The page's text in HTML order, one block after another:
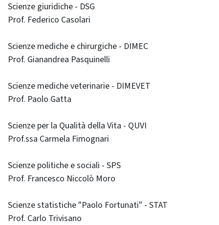
Scienze giuridiche - DSG
Prof. Federico Casolari
Scienze mediche e chirurgiche - DIMEC
Prof. Gianandrea Pasquinelli
Scienze mediche veterinarie - DIMEVET
Prof. Paolo Gatta
Scienze per la Qualità della Vita - QUVI
Prof.ssa Carmela Fimognari
Scienze politiche e sociali - SPS
Prof. Francesco Niccolò Moro
Scienze statistiche "Paolo Fortunati" - STAT
Prof. Carlo Trivisano